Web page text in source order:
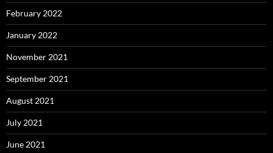
February 2022
January 2022
November 2021
September 2021
August 2021
July 2021
June 2021